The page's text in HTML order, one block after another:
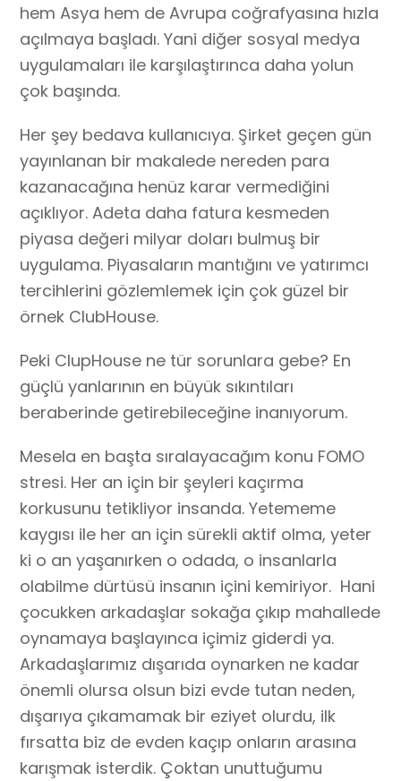
hem Asya hem de Avrupa coğrafyasına hızla
açılmaya başladı. Yani diğer sosyal medya
uygulamaları ile karşılaştırınca daha yolun
çok başında.
Her şey bedava kullanıcıya. Şirket geçen gün
yayınlanan bir makalede nereden para
kazanacağına henüz karar vermediğini
açıklıyor. Adeta daha fatura kesmeden
piyasa değeri milyar doları bulmuş bir
uygulama. Piyasaların mantığını ve yatırımcı
tercihlerini gözlemlemek için çok güzel bir
örnek ClubHouse.
Peki ClupHouse ne tür sorunlara gebe? En
güçlü yanlarının en büyük sıkıntıları
beraberinde getirebileceğine inanıyorum.
Mesela en başta sıralayacağım konu FOMO
stresi. Her an için bir şeyleri kaçırma
korkusunu tetikliyor insanda. Yetememe
kaygısı ile her an için sürekli aktif olma, yeter
ki o an yaşanırken o odada, o insanlarla
olabilme dürtüsü insanın içini kemiriyor. Hani
çocukken arkadaşlar sokağa çıkıp mahallede
oynamaya başlayınca içimiz giderdi ya.
Arkadaşlarımız dışarıda oynarken ne kadar
önemli olursa olsun bizi evde tutan neden,
dışarıya çıkamamak bir eziyet olurdu, ilk
fırsatta biz de evden kaçıp onların arasına
karışmak isterdik. Çoktan unuttuğumu